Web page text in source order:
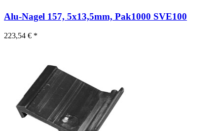
Alu-Nagel 157, 5x13,5mm, Pak1000 SVE100
223,54 € *